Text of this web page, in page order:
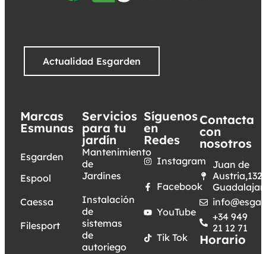
Actualidad Esgarden
Marcas
Esmunas
Esgarden
Espool
Caessa
Filesport
Servicios
para tu
jardín
Mantenimiento
de
Jardines
Instalación
de
sistemas
de
autoriego
Síguenos
en
Redes
Instagram
Facebook
YouTube
Tik Tok
Contacta
con
nosotros
Juan de
Austria,132.
+34 949
21 12 71
Horario